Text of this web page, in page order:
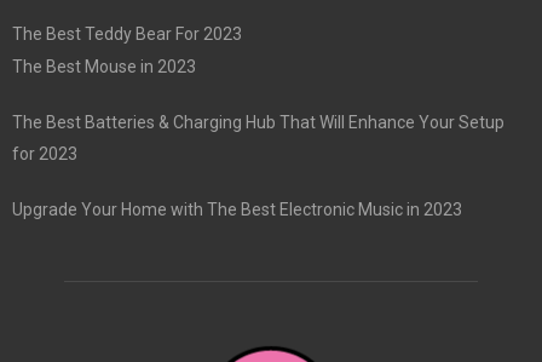
The Best Teddy Bear For 2023
The Best Mouse in 2023
The Best Batteries & Charging Hub That Will Enhance Your Setup
for 2023
Upgrade Your Home with The Best Electronic Music in 2023